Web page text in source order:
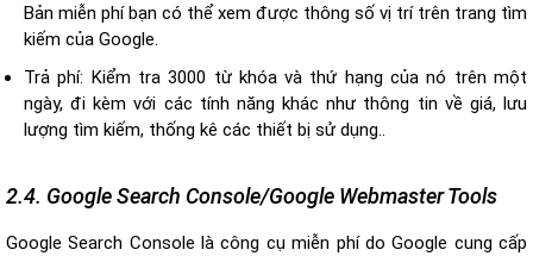
Bản miễn phí bạn có thể xem được thông số vị trí trên trang tìm
kiếm của Google.
Trả phí: Kiểm tra 3000 từ khóa và thứ hạng của nó trên một
ngày, đi kèm với các tính năng khác như thông tin về giá, lưu
lượng tìm kiếm, thống kê các thiết bị sử dụng..
2.4. Google Search Console/Google Webmaster Tools
Google Search Console là công cụ miễn phí do Google cung cấp